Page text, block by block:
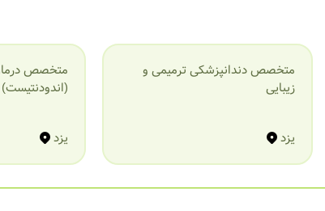
متخصص دندانپزشکی ترمیمی و
زیبایی
یزد
متخصص
(اندودنتیست)
یزد